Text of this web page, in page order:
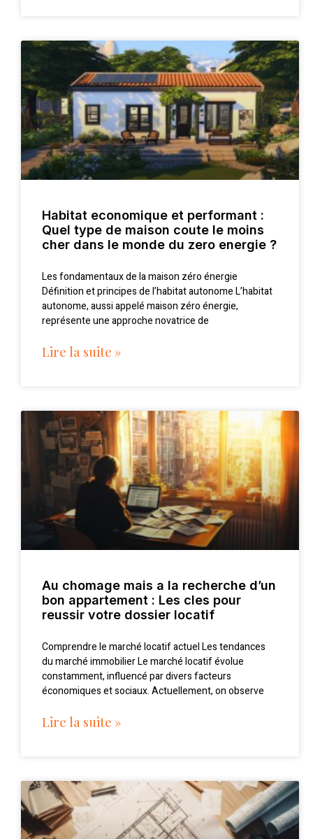
Habitat economique et performant :
Quel type de maison coute le moins
cher dans le monde du zero energie ?
Les fondamentaux de la maison zéro énergie
Définition et principes de l’habitat autonome L’habitat
autonome, aussi appelé maison zéro énergie,
représente une approche novatrice de
Lire la suite »
Au chomage mais a la recherche d’un
bon appartement : Les cles pour
reussir votre dossier locatif
Comprendre le marché locatif actuel Les tendances
du marché immobilier Le marché locatif évolue
constamment, influencé par divers facteurs
économiques et sociaux. Actuellement, on observe
Lire la suite »